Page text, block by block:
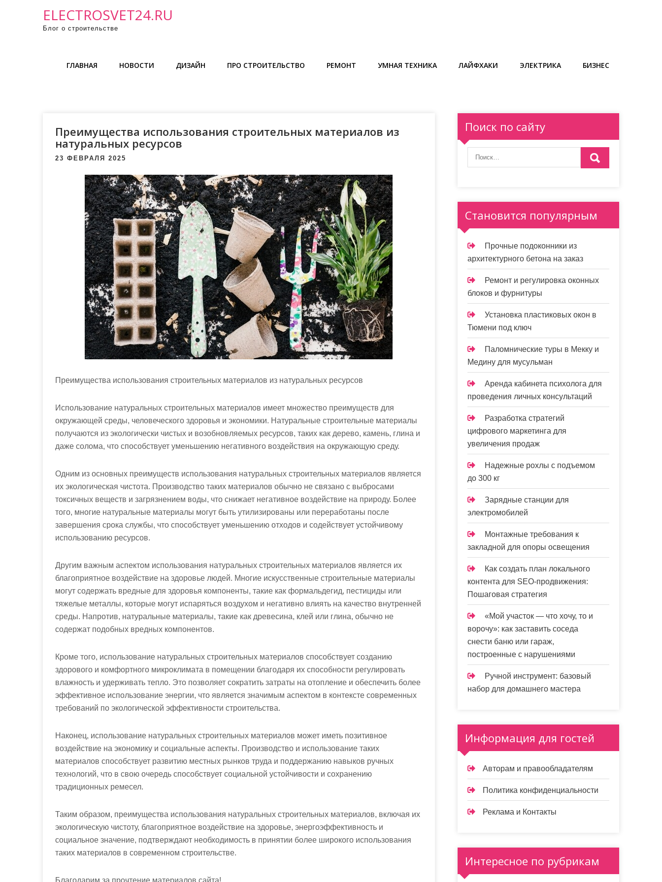
ELECTROSVET24.RU
Блог о строительстве
ГЛАВНАЯ НОВОСТИ ДИЗАЙН ПРО СТРОИТЕЛЬСТВО РЕМОНТ УМНАЯ ТЕХНИКА ЛАЙФХАКИ ЭЛЕКТРИКА БИЗНЕС
Преимущества использования строительных материалов из
натуральных ресурсов
23 ФЕВРАЛЯ 2025
Преимущества использования строительных материалов из натуральных ресурсов
Использование натуральных строительных материалов имеет множество преимуществ для
окружающей среды, человеческого здоровья и экономики. Натуральные строительные материалы
получаются из экологически чистых и возобновляемых ресурсов, таких как дерево, камень, глина и
даже солома, что способствует уменьшению негативного воздействия на окружающую среду.
Одним из основных преимуществ использования натуральных строительных материалов является
их экологическая чистота. Производство таких материалов обычно не связано с выбросами
токсичных веществ и загрязнением воды, что снижает негативное воздействие на природу. Более
того, многие натуральные материалы могут быть утилизированы или переработаны после
завершения срока службы, что способствует уменьшению отходов и содействует устойчивому
использованию ресурсов.
Другим важным аспектом использования натуральных строительных материалов является их
благоприятное воздействие на здоровье людей. Многие искусственные строительные материалы
могут содержать вредные для здоровья компоненты, такие как формальдегид, пестициды или
тяжелые металлы, которые могут испаряться воздухом и негативно влиять на качество внутренней
среды. Напротив, натуральные материалы, такие как древесина, клей или глина, обычно не
содержат подобных вредных компонентов.
Кроме того, использование натуральных строительных материалов способствует созданию
здорового и комфортного микроклимата в помещении благодаря их способности регулировать
влажность и удерживать тепло. Это позволяет сократить затраты на отопление и обеспечить более
эффективное использование энергии, что является значимым аспектом в контексте современных
требований по экологической эффективности строительства.
Наконец, использование натуральных строительных материалов может иметь позитивное
воздействие на экономику и социальные аспекты. Производство и использование таких
материалов способствует развитию местных рынков труда и поддержанию навыков ручных
технологий, что в свою очередь способствует социальной устойчивости и сохранению
традиционных ремесел.
Таким образом, преимущества использования натуральных строительных материалов, включая их
экологическую чистоту, благоприятное воздействие на здоровье, энергоэффективность и
социальное значение, подтверждают необходимость в принятии более широкого использования
таких материалов в современном строительстве.
Благодарим за прочтение материалов сайта!
Поиск по сайту
Становится популярным
Прочные подоконники из
архитектурного бетона на заказ
Ремонт и регулировка оконных
блоков и фурнитуры
Установка пластиковых окон в
Тюмени под ключ
Паломнические туры в Мекку и
Медину для мусульман
Аренда кабинета психолога для
проведения личных консультаций
Разработка стратегий
цифрового маркетинга для
увеличения продаж
Надежные рохлы с подъемом
до 300 кг
Зарядные станции для
электромобилей
Монтажные требования к
закладной для опоры освещения
Как создать план локального
контента для SEO-продвижения:
Пошаговая стратегия
«Мой участок — что хочу, то и
ворочу»: как заставить соседа
снести баню или гараж,
построенные с нарушениями
Ручной инструмент: базовый
набор для домашнего мастера
Информация для гостей
Авторам и правообладателям
Политика конфиденциальности
Реклама и Контакты
Интересное по рубрикам